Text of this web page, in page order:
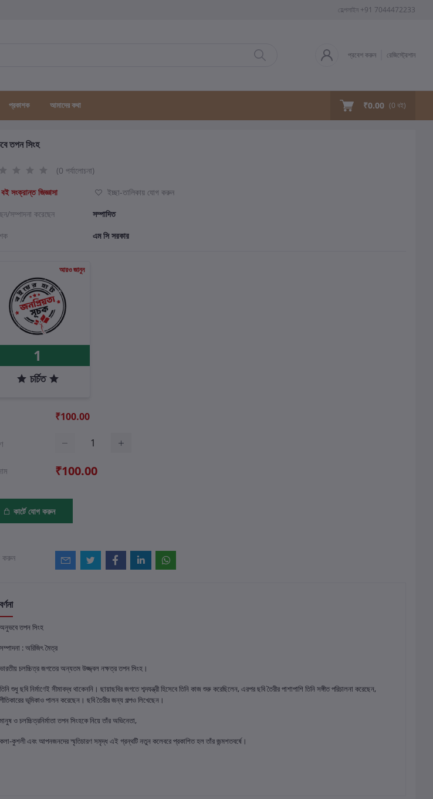
হেল্পলাইন +91 7044472233
প্রবেশ করুন রেজিস্ট্রেশান
প্রকাশক আমাদের কথা ₹0.00 (0 বই)
তপন সিংহ
(0 পর্যালোচনা)
বই সংক্রান্ত জিজ্ঞাসা
ইচ্ছা-তালিকায় যোগ করুন
সম্পাদনা করেছেন
সম্পাদিত
এম সি সরকার
আরও জানুন
1
চর্চিত
₹100.00
₹100.00
কার্টে যোগ করুন
করুন
বর্ণনা
অনুভবে তপন সিংহ
সম্পাদনা : অরিজিৎ মৈত্র
ভারতীয় চলচ্চিত্র জগতের অন্যতম উজ্জ্বল নক্ষত্র তপন সিংহ।
তিনি শুধু ছবি নির্মাণেই সীমাবদ্ধ থাকেননি। ছায়াছবির জগতে শব্দযন্ত্রী হিসেবে তিনি কাজ শুরু করেছিলেন, এরপর ছবি তৈরীর পাশাপাশি তিনি সঙ্গীত পরিচালনা করেছেন,
গীতিকারের ভূমিকাও পালন করেছেন। ছবি তৈরীর জন্য গল্পও লিখেছেন।
মানুষ ও চলচ্চিত্রনির্মাতা তপন সিংহকে নিয়ে তাঁর অভিনেতা,
কলা-কুশলী এবং আপনজনদের স্মৃতিচারণ সমৃদ্ধ এই গ্রন্থটি নতুন কলেবরে প্রকাশিত হল তাঁর জন্মশতবর্ষে।